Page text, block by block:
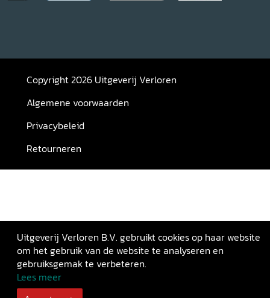
Copyright 2026 Uitgeverij Verloren
Algemene voorwaarden
Privacybeleid
Retourneren
Uitgeverij Verloren B.V. gebruikt cookies op haar website
om het gebruik van de website te analyseren en
gebruiksgemak te verbeteren.
Lees meer